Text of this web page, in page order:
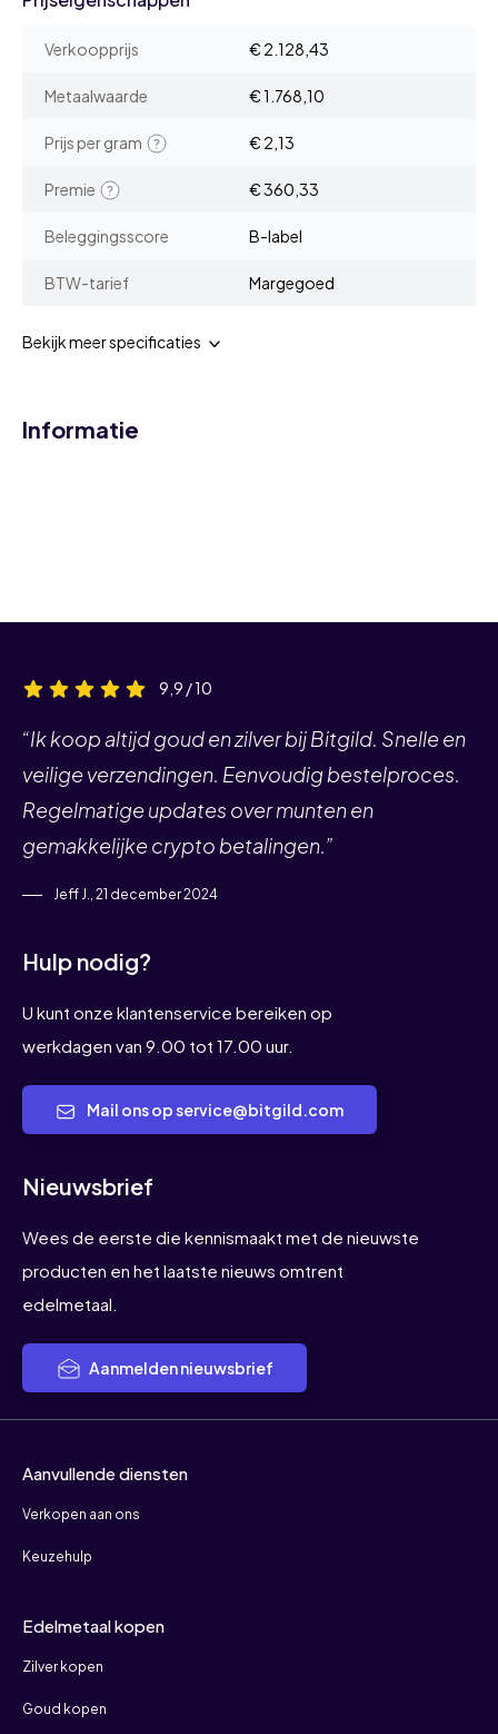
Verkoopprijs € 2.128,43
Metaalwaarde € 1.768,10
Prijs per gram € 2,13
Premie € 360,33
Beleggingsscore B-label
BTW-tarief Margegoed
Bekijk meer specificaties
Informatie
9,9 / 10
“Ik koop altijd goud en zilver bij Bitgild. Snelle en
veilige verzendingen. Eenvoudig bestelproces.
Regelmatige updates over munten en
gemakkelijke crypto betalingen.”
Jeff J., 21 december 2024
Hulp nodig?
U kunt onze klantenservice bereiken op
werkdagen van 9.00 tot 17.00 uur.
Mail ons op service@bitgild.com
Nieuwsbrief
Wees de eerste die kennismaakt met de nieuwste
producten en het laatste nieuws omtrent
edelmetaal.
Aanmelden nieuwsbrief
Aanvullende diensten
Verkopen aan ons
Keuzehulp
Edelmetaal kopen
Zilver kopen
Goud kopen